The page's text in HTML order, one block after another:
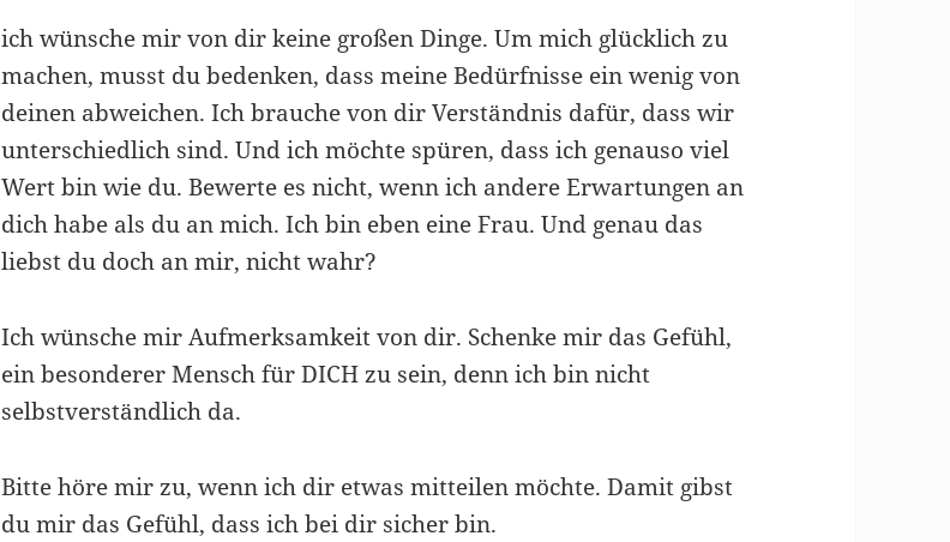
ich wünsche mir von dir keine großen Dinge. Um mich glücklich zu
machen, musst du bedenken, dass meine Bedürfnisse ein wenig von
deinen abweichen. Ich brauche von dir Verständnis dafür, dass wir
unterschiedlich sind. Und ich möchte spüren, dass ich genauso viel
Wert bin wie du. Bewerte es nicht, wenn ich andere Erwartungen an
dich habe als du an mich. Ich bin eben eine Frau. Und genau das
liebst du doch an mir, nicht wahr?
Ich wünsche mir Aufmerksamkeit von dir. Schenke mir das Gefühl,
ein besonderer Mensch für DICH zu sein, denn ich bin nicht
selbstverständlich da.
Bitte höre mir zu, wenn ich dir etwas mitteilen möchte. Damit gibst
du mir das Gefühl, dass ich bei dir sicher bin.